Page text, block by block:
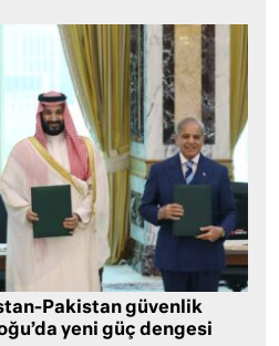
Pakistan güvenlik
yeni güç dengesi